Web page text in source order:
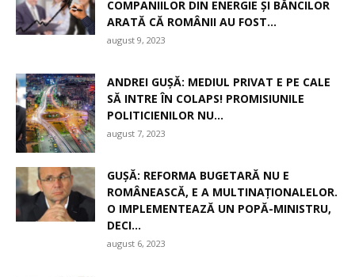
COMPANIILOR DIN ENERGIE ȘI BĂNCILOR
ARATĂ CĂ ROMÂNII AU FOST...
august 9, 2023
ANDREI GUȘĂ: MEDIUL PRIVAT E PE CALE
SĂ INTRE ÎN COLAPS! PROMISIUNILE
POLITICIENILOR NU...
august 7, 2023
GUȘĂ: REFORMA BUGETARĂ NU E
ROMÂNEASCĂ, E A MULTINAȚIONALELOR.
O IMPLEMENTEAZĂ UN POPĂ-MINISTRU,
DECI...
august 6, 2023